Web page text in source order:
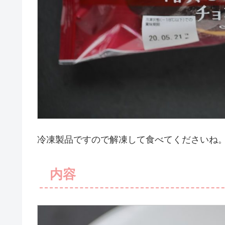
冷凍製品ですので解凍して食べてくださいね
内容